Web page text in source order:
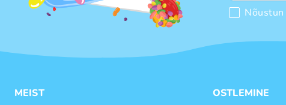
Nõustun
MEIST OSTLEMINE